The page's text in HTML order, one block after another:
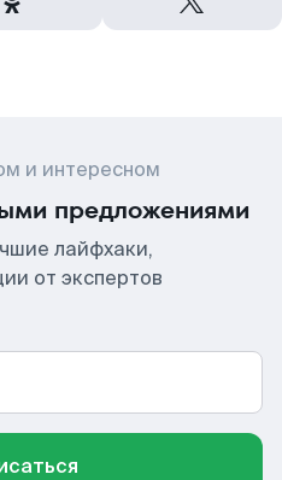
и интересном
предложениями
лайфхаки,
от экспертов